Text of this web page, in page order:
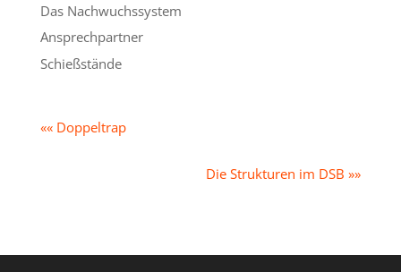
Das Nachwuchssystem
Ansprechpartner
Schießstände
«« Doppeltrap
Die Strukturen im DSB »»